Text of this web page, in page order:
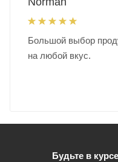
Большой выбор
на любой вкус.
Будьте в